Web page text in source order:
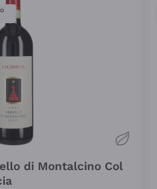
di Montalcino Col